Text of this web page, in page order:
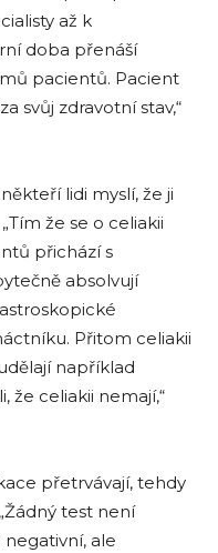
až k
doba přenáší
pacientů. Pacient
svůj zdravotní stav,“
lidi myslí, že ji
že se o celiakii
přichází s
absolvují
Přitom celiakii
například
že celiakii nemají,“
přetrvávají, tehdy
test není
ale